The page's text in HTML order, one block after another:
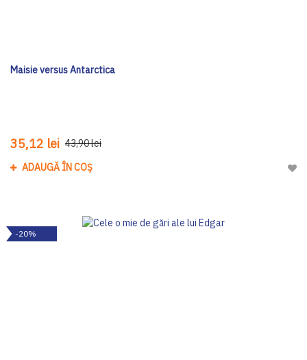
Maisie versus Antarctica
35,12 lei 43,90 lei
ADAUGĂ ÎN COȘ
-20%